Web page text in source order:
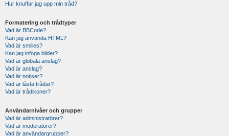
Hur knuffar jag upp min tråd?
Formatering och trådtyper
Vad är BBCode?
Kan jag använda HTML?
Vad är smilies?
Kan jag infoga bilder?
Vad är globala anslag?
Vad är anslag?
Vad är notiser?
Vad är låsta trådar?
Vad är trådikoner?
Användarnivåer och grupper
Vad är administratörer?
Vad är moderatorer?
Vad är användargrupper?